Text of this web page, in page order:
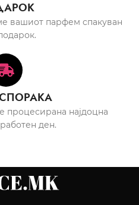
вашиот парфем спакуван
процесирана најдоцна
ден.